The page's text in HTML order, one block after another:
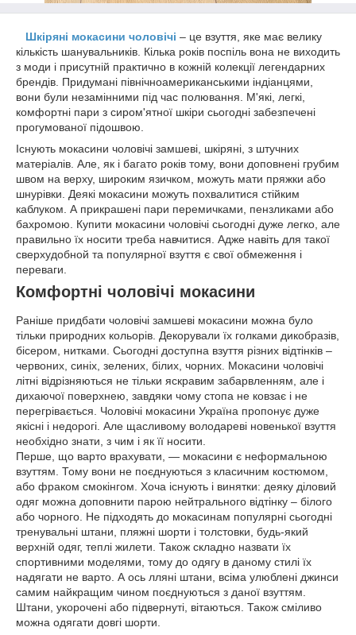
Шкіряні мокасини чоловічі – це взуття, яке має велику
кількість шанувальників. Кілька років поспіль вона не виходить
з моди і присутній практично в кожній колекції легендарних
брендів. Придумані північноамериканськими індіанцями,
вони були незамінними під час полювання. М'які, легкі,
комфортні пари з сиром'ятної шкіри сьогодні забезпечені
прогумованої підошвою.
Існують мокасини чоловічі замшеві, шкіряні, з штучних
матеріалів. Але, як і багато років тому, вони доповнені грубим
швом на верху, широким язичком, можуть мати пряжки або
шнурівки. Деякі мокасини можуть похвалитися стійким
каблуком. А прикрашені пари перемичками, пензликами або
бахромою. Купити мокасини чоловічі сьогодні дуже легко, але
правильно їх носити треба навчитися. Адже навіть для такої
сверхудобной та популярної взуття є свої обмеження і
переваги.
Комфортні чоловічі мокасини
Раніше придбати чоловічі замшеві мокасини можна було
тільки природних кольорів. Декорували їх голками дикобразів,
бісером, нитками. Сьогодні доступна взуття різних відтінків –
червоних, синіх, зелених, білих, чорних. Мокасини чоловічі
літні відрізняються не тільки яскравим забарвленням, але і
дихаючої поверхнею, завдяки чому стопа не ковзає і не
перегрівається. Чоловічі мокасини Україна пропонує дуже
якісні і недорогі. Але щасливому володареві новенької взуття
необхідно знати, з чим і як її носити.
Перше, що варто врахувати, ― мокасини є неформальною
взуттям. Тому вони не поєднуються з класичним костюмом,
або фраком смокінгом. Хоча існують і винятки: деяку діловий
одяг можна доповнити парою нейтрального відтінку – білого
або чорного. Не підходять до мокасинам популярні сьогодні
тренувальні штани, пляжні шорти і толстовки, будь-який
верхній одяг, теплі жилети. Також складно назвати їх
спортивними моделями, тому до одягу в даному стилі їх
надягати не варто. А ось лляні штани, всіма улюблені джинси
самим найкращим чином поєднуються з даної взуттям.
Штани, укорочені або підвернуті, вітаються. Також сміливо
можна одягати довгі шорти.